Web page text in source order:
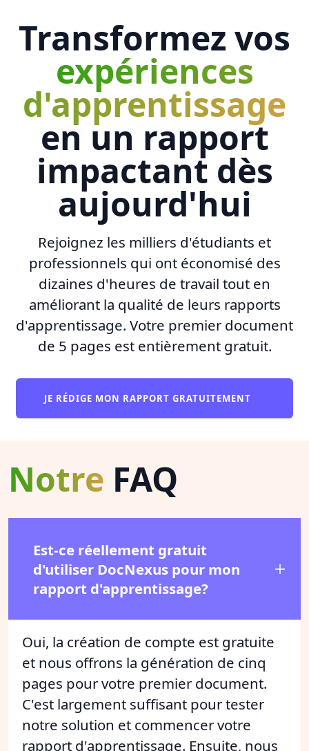
Transformez vos
expériences
d'apprentissage
en un rapport
impactant dès
aujourd'hui
Rejoignez les milliers d'étudiants et
professionnels qui ont économisé des
dizaines d'heures de travail tout en
améliorant la qualité de leurs rapports
d'apprentissage. Votre premier document
de 5 pages est entièrement gratuit.
JE RÉDIGE MON RAPPORT GRATUITEMENT
Notre FAQ
Est-ce réellement gratuit
d'utiliser DocNexus pour mon
rapport d'apprentissage?
Oui, la création de compte est gratuite
et nous offrons la génération de cinq
pages pour votre premier document.
C'est largement suffisant pour tester
notre solution et commencer votre
rapport d'apprentissage. Ensuite, nous